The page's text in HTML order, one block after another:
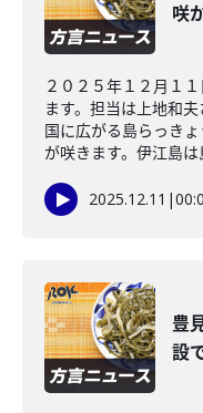
咲
２０２５年１２月１
ます。担当は上地和
国に広がる島らっき
が咲きます。伊江島は
2025.12.11 |
豊
設